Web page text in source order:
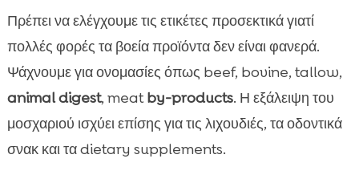
Πρέπει να ελέγχουμε τις ετικέτες προσεκτικά γιατί
πολλές φορές τα βοεία προϊόντα δεν είναι φανερά.
Ψάχνουμε για ονομασίες όπως beef, bovine, tallow,
animal digest, meatby-products. Η εξάλειψη του
μοσχαριού ισχύει επίσης για τις λιχουδιές, τα οδοντικά
σνακ και τα dietary supplements.